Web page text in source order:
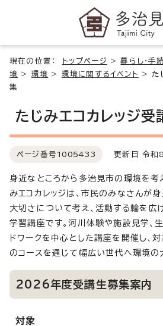
現在の位置： トップページ >暮らし・手
境 > 環境 > 環境に関するイベント > た
集
たじみエコカレッジ受
ページ番号 1005433 更新日 令和
身近なところから多治見市の環境を考
みエコカレッジは、市民のみなさんが
大切さについて考え、活動する輪を広
学習講座です。河川体験や施設見学、
ドワークを中心とした講座を開催し、
のコースを通じて幅広い世代へ環境の
2026年度受講生募集案内
対象